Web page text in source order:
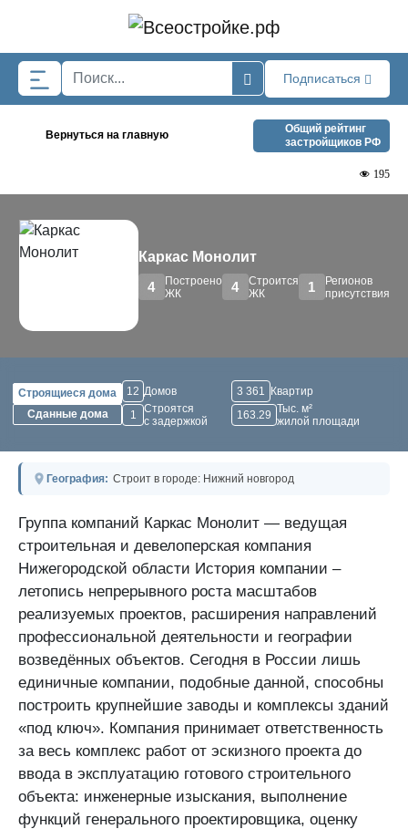
Подписаться
Вернуться на главную
Общий рейтинг
застройщиков РФ
195
Каркас Монолит
4
Построено
ЖК
4
Строится
ЖК
1
Регионов
присутствия
Строящиеся дома
Сданные дома
12 Домов
1
Строятся
с задержкой
3 361
Квартир
163.29 Тыс. м²
жилой площади
География: Строит в городе: Нижний новгород
Группа компаний Каркас Монолит — ведущая
строительная и девелоперская компания
Нижегородской области История компании –
летопись непрерывного роста масштабов
реализуемых проектов, расширения направлений
профессиональной деятельности и географии
возведённых объектов. Сегодня в России лишь
единичные компании, подобные данной, способны
построить крупнейшие заводы и комплексы зданий
«под ключ». Компания принимает ответственность
за весь комплекс работ от эскизного проекта до
ввода в эксплуатацию готового строительного
объекта: инженерные изыскания, выполнение
функций генерального проектировщика, оценку